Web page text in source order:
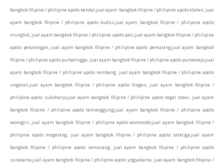
bangkok filipine / philipine apolo kendal,jual ayam bangkok filipine / philipine apolo klaten, jual
ayam bangkok filipine / philipine apolo kudus,jual ayam bangkok filipine / philipine apolo
mungkid, jual ayam bangkok filipine / philipine apolo pati,jual ayam bangkok filipine / philipine
apolo pekalongan, jual ayam bangkok filipine / philipine apolo pemalang,jual ayam bangkok
filipine / philipine apolo purbalingga, jual ayam bangkok filipine / philipine apolo purworejo,jual
ayam bangkok filipine / philipine apolo rembang, jual ayam bangkok filipine / philipine apolo
ungaran,jual ayam bangkok filipine / philipine apolo Sragen, jual ayam bangkok filipine /
philipine apolo sukoharjo,jual ayam bangkok filipine / philipine apolo tegal slawi, jual ayam
bangkok filipine / philipine apolo temanggung,jual ayam bangkok filipine / philipine apolo
wonogiri, jual ayam bangkok filipine / philipine apolo wonosobo,jual ayam bangkok filipine /
philipine apolo magelang, jual ayam bangkok filipine / philipine apolo salatiga,jual ayam
bangkok filipine / philipine apolo semarang, jual ayam bangkok filipine / philipine apolo
surakarta,jual ayam bangkok filipine / philipine apolo yogyakarta, jual ayam bangkok filipine /